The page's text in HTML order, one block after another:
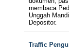
membaca
Unggah
Depositor.
Traffic